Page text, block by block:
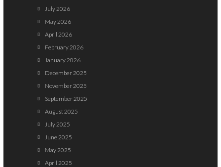
July 2026
May 2026
April 2026
February 2026
January 2026
December 2025
November 2025
September 2025
August 2025
July 2025
June 2025
May 2025
April 2025